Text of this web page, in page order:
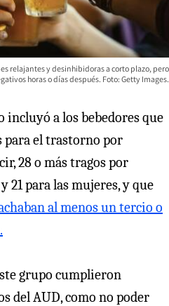
relajantes y desinhibidoras a corto plazo, pero
horas o días después. Foto: Getty Images.
a los bebedores que
el trastorno por
28 o más tragos por
21 para las mujeres, y que
al menos un tercio o
grupo cumplieron
del AUD, como no poder